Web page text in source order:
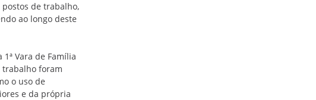
de trabalho,
ao longo deste
Vara de Família
trabalho foram
o uso de
e da própria